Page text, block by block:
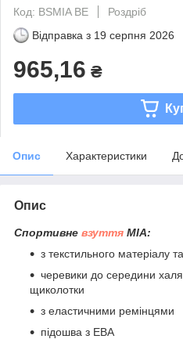
Код: BSMIA BE
Роздріб
Відправка з 19 серпня 2026
965,16 ₴
Опис Характеристики
Опис
Спортивне взуття MIA:
з текстильного матеріалу
черевики до середини
щиколотки
з еластичними ремінцями
підошва з ЕВА